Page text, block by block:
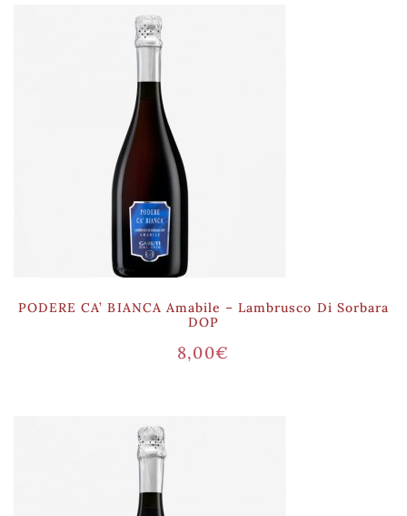
PODERE CA’ BIANCA Amabile – Lambrusco Di Sorbara
DOP
8,00€